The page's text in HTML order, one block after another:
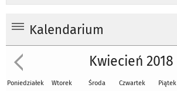
Kalendarium
Kwiecień 2018
Poniedziałek Wtorek Środa Czwartek Piątek